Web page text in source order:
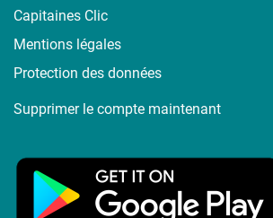
Capitaines Clic
Mentions légales
Protection des données
Supprimer le compte maintenant